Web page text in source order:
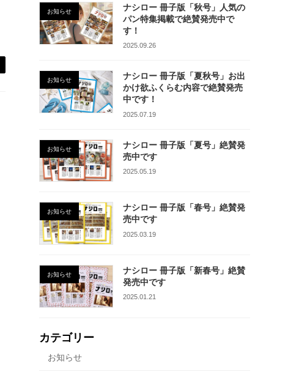
お知らせ
ナシロー 冊子版「秋号」人気の
パン特集掲載で絶賛発売中で
す！
2025.09.26
お知らせ
ナシロー 冊子版「夏秋号」お出
かけ欲ふくらむ内容で絶賛発売
中です！
2025.07.19
お知らせ
ナシロー 冊子版「夏号」絶賛発
売中です
2025.05.19
お知らせ
ナシロー 冊子版「春号」絶賛発
売中です
2025.03.19
お知らせ
ナシロー 冊子版「新春号」絶賛
発売中です
2025.01.21
カテゴリー
お知らせ